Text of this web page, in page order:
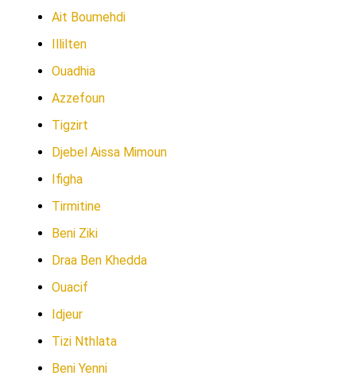
Ait Boumehdi
Illilten
Ouadhia
Azzefoun
Tigzirt
Djebel Aissa Mimoun
Ifigha
Tirmitine
Beni Ziki
Draa Ben Khedda
Ouacif
Idjeur
Tizi Nthlata
Beni Yenni